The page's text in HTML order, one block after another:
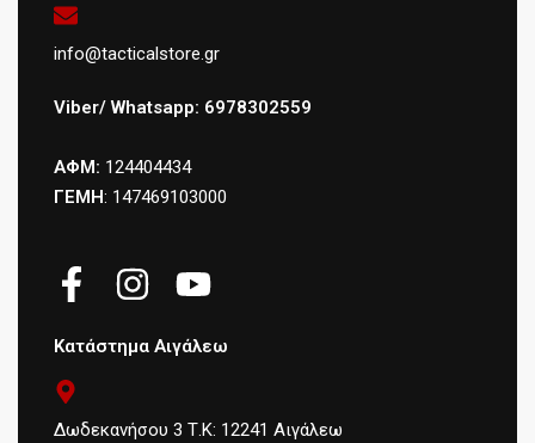
info@tacticalstore.gr
Viber/ Whatsapp: 6978302559
ΑΦΜ: 124404434
ΓΕΜΗ: 147469103000
Κατάστημα Αιγάλεω
Δωδεκανήσου 3 Τ.Κ: 12241 Αιγάλεω